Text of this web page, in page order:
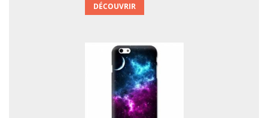
DÉCOUVRIR